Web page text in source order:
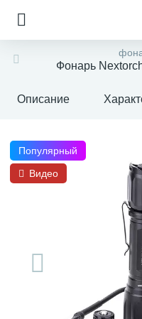
Фонарь
Описание
Популярный
Видео